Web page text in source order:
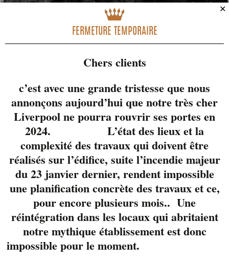
Forward c’est Dave
✕
FERMETURE TEMPORAIRE
Chers clients
c’est avec une grande tristesse que nous
annonçons aujourd’hui que notre très cher
Liverpool ne pourra rouvrir ses portes en
2024. L’état des lieux et la
complexité des travaux qui doivent être
réalisés sur l’édifice, suite l’incendie majeur
du 23 janvier dernier, rendent impossible
une planification concrète des travaux et ce,
pour encore plusieurs mois.. Une
réintégration dans les locaux qui abritaient
notre mythique établissement est donc
impossible pour le moment.